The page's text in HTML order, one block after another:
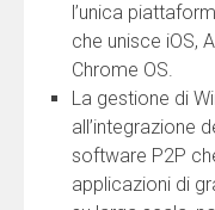
l’unica
che unisce iOS,
Chrome OS.
La gestione di
all’integrazione
software P2P
applicazioni di